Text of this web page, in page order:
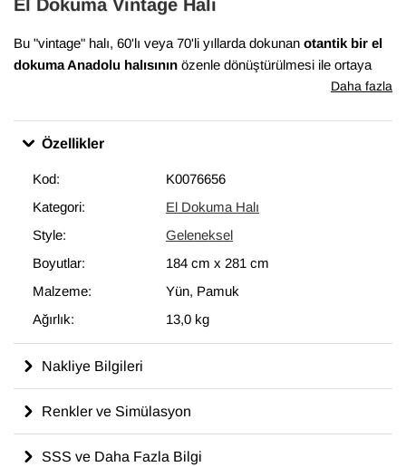
Bu "vintage" halı, 60'lı veya 70'li yıllarda dokunan otantik bir el
dokuma Anadolu halısının özenle dönüştürülmesi ile ortaya
çıkmıştır. Bu dönüşüm süreci, Anadolu'nun birçok yöresinde
düşürmek için el makineleri ile traşlanan halıların gerekli
bakımları yapılarak satışa sunulur. Bu muhteşem dönüşüm,
ortaya çıkartır.
184 cm x 281 cm
ölçülerinde olan bu halı, pamuktan üzerine
yün ile dokunmuştur.
Daha fazla
Özellikler
Kod:
K0076656
Kategori:
El Dokuma Halı
Style:
Geleneksel
Boyutlar:
184 cm x 281 cm
Malzeme:
Yün, Pamuk
Ağırlık:
13,0 kg
Nakliye Bilgileri
Renkler ve Simülasyon
SSS ve Daha Fazla Bilgi